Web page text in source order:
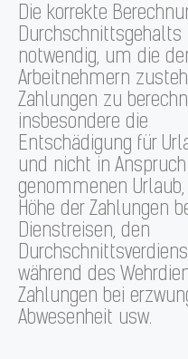
Die korrekte
Durchschnittsgehalts
notwendig, um die
Arbeitnehmern
Zahlungen zu
insbesondere die
Entschädigung für
und nicht in Anspruch
genommenen
Höhe der Zahlungen
Dienstreisen, den
während des
Zahlungen bei
Abwesenheit usw.